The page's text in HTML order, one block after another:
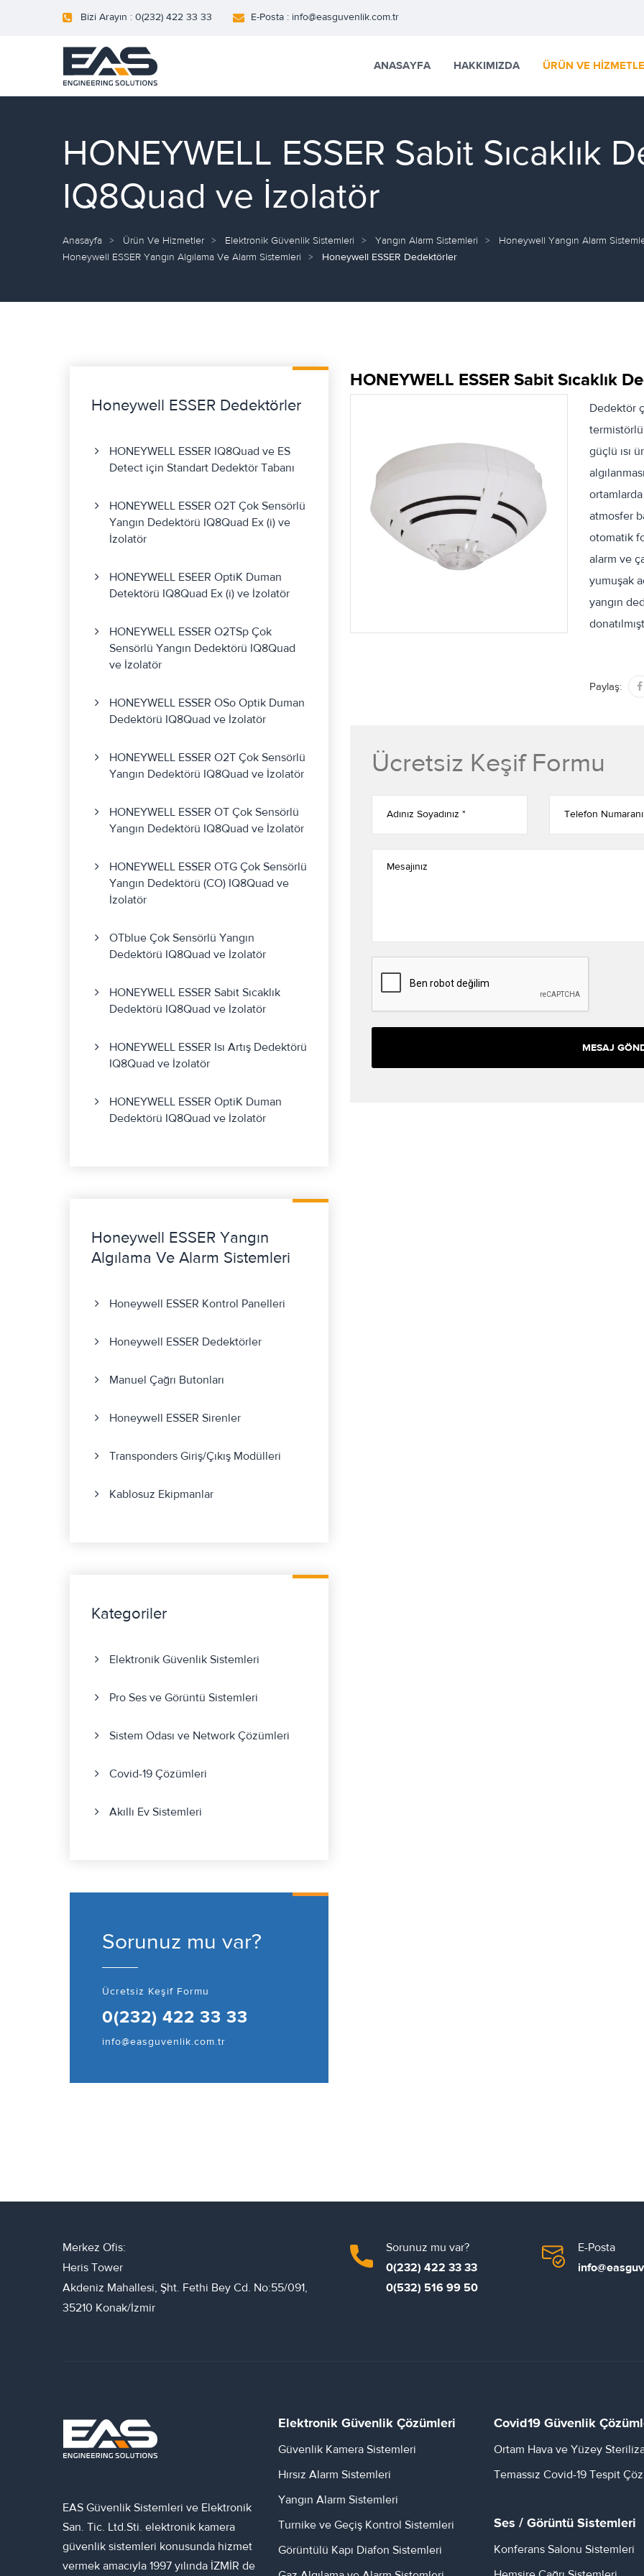
Bizi Arayın : 0(232) 422 33 33 E-Posta : info@easguvenlik.com.tr
ANASAYFA HAKKIMIZDA ÜRÜN VE
HONEYWELL ESSER Sabit Sıcaklık
IQ8Quad ve İzolatör
Anasayfa Ürün Ve Hizmetler Elektronik Güvenlik Sistemleri Yangın Alarm Sistemleri
Honeywell Yangın Alarm
Honeywell ESSER Yangın Algılama Ve Alarm Sistemleri
Honeywell ESSER Dedektörler
Honeywell ESSER Dedektörler
HONEYWELL ESSER IQ8Quad ve ES
Detect için Standart Dedektör Tabanı
HONEYWELL ESSER O2T Çok Sensörlü
Yangın Dedektörü IQ8Quad Ex (i) ve
İzolatör
HONEYWELL ESEER OptiK Duman
Detektörü IQ8Quad Ex (i) ve İzolatör
HONEYWELL ESSER O2TSp Çok
Sensörlü Yangın Dedektörü IQ8Quad
ve İzolatör
HONEYWELL ESSER OSo Optik Duman
Dedektörü IQ8Quad ve İzolatör
HONEYWELL ESSER O2T Çok Sensörlü
Yangın Dedektörü IQ8Quad ve İzolatör
HONEYWELL ESSER OT Çok Sensörlü
Yangın Dedektörü IQ8Quad ve İzolatör
HONEYWELL ESSER OTG Çok Sensörlü
Yangın Dedektörü (CO) IQ8Quad ve
İzolatör
OTblue Çok Sensörlü Yangın
Dedektörü IQ8Quad ve İzolatör
HONEYWELL ESSER Sabit Sıcaklık
Dedektörü IQ8Quad ve İzolatör
HONEYWELL ESSER Isı Artış Dedektörü
IQ8Quad ve İzolatör
HONEYWELL ESSER OptiK Duman
Dedektörü IQ8Quad ve İzolatör
Honeywell ESSER Yangın
Algılama Ve Alarm Sistemleri
Honeywell ESSER Kontrol Panelleri
Honeywell ESSER Dedektörler
Manuel Çağrı Butonları
Honeywell ESSER Sirenler
Transponders Giriş/Çıkış Modülleri
Kablosuz Ekipmanlar
Kategoriler
Elektronik Güvenlik Sistemleri
Pro Ses ve Görüntü Sistemleri
Sistem Odası ve Network Çözümleri
Covid-19 Çözümleri
Akıllı Ev Sistemleri
Sorunuz mu var?
Ücretsiz Keşif Formu
0(232) 422 33 33
info@easguvenlik.com.tr
HONEYWELL ESSER Sabit Sıcaklık
Dedektör
termistörlü
güçlü ısı
atmosfer
otomatik
alarm ve
yumuşak
yangın
Paylaş:
Ücretsiz Keşif Formu
MESAJ
Merkez Ofis:
Heris Tower
Akdeniz Mahallesi, Şht. Fethi Bey Cd. No:55/091,
35210 Konak/İzmir
Sorunuz mu var?
0(232) 422 33 33
0(532) 516 99 50
E-Posta
EAS Güvenlik Sistemleri ve Elektronik
San. Tic. Ltd.Sti. elektronik kamera
güvenlik sistemleri konusunda hizmet
vermek amacıyla 1997 yılında İZMİR de
Elektronik Güvenlik Çözümleri
Güvenlik Kamera Sistemleri
Hırsız Alarm Sistemleri
Yangın Alarm Sistemleri
Turnike ve Geçiş Kontrol Sistemleri
Görüntülü Kapı Diafon Sistemleri
Covid19 Güvenlik
Ortam Hava ve Yüzey
Temassız Covid-19 Tespit
Ses / Görüntü Sistemleri
Konferans Salonu Sistemleri